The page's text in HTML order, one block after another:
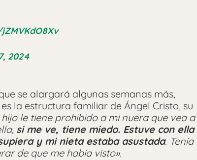
2024
se alargará algunas semanas más,
la estructura familiar de Ángel Cristo, su
hijo le tiene prohibido a mi nuera que vea a
si me ve, tiene miedo. Estuve con ella
y mi nieta estaba asustada. Tenía
de que me había visto».